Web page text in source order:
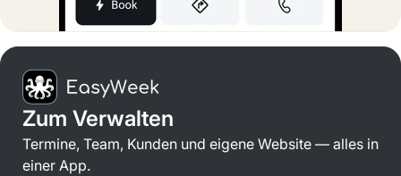
Zum Verwalten
Termine, Team, Kunden und eigene Website — alles in
einer App.